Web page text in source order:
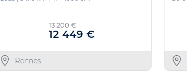
13 200 €
12 449 €
Rennes